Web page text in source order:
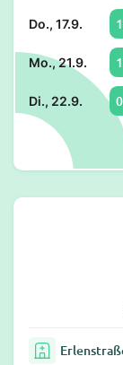
Do., 17.9.
Mo., 21.9.
Di., 22.9.